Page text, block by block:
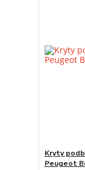
Kryty
Peugeot